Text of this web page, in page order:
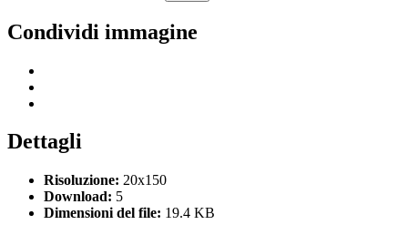
Condividi immagine
Dettagli
Risoluzione: 20x150
Download: 5
Dimensioni del file: 19.4 KB